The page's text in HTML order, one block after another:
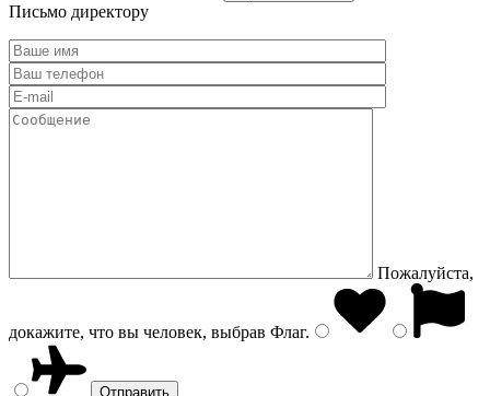
Письмо директору
Пожалуйста,
докажите, что вы человек, выбрав Флаг.